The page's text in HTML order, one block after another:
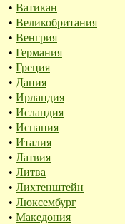
• Ватикан
• Великобритания
• Венгрия
• Германия
• Греция
• Дания
• Ирландия
• Исландия
• Испания
• Италия
• Латвия
• Литва
• Лихтенштейн
• Люксембург
• Македония